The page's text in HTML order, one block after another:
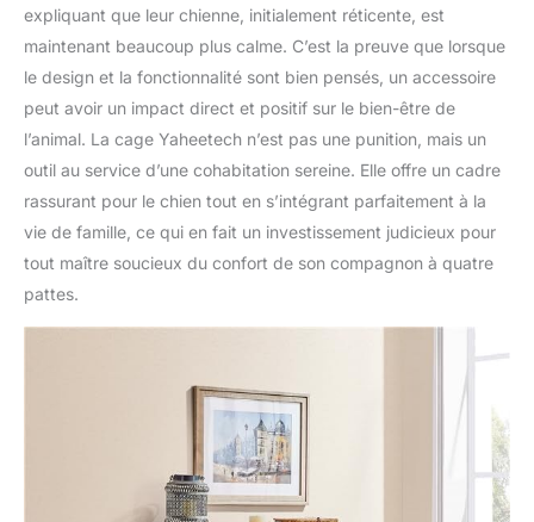
expliquant que leur chienne, initialement réticente, est
maintenant beaucoup plus calme. C’est la preuve que lorsque
le design et la fonctionnalité sont bien pensés, un accessoire
peut avoir un impact direct et positif sur le bien-être de
l’animal. La cage Yaheetech n’est pas une punition, mais un
outil au service d’une cohabitation sereine. Elle offre un cadre
rassurant pour le chien tout en s’intégrant parfaitement à la
vie de famille, ce qui en fait un investissement judicieux pour
tout maître soucieux du confort de son compagnon à quatre
pattes.